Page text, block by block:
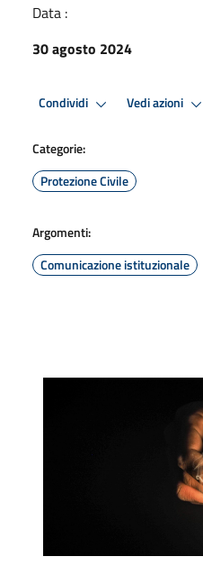
Data :
30 agosto 2024
Condividi Vedi azioni
Categorie:
Protezione Civile
Argomenti:
Comunicazione istituzionale